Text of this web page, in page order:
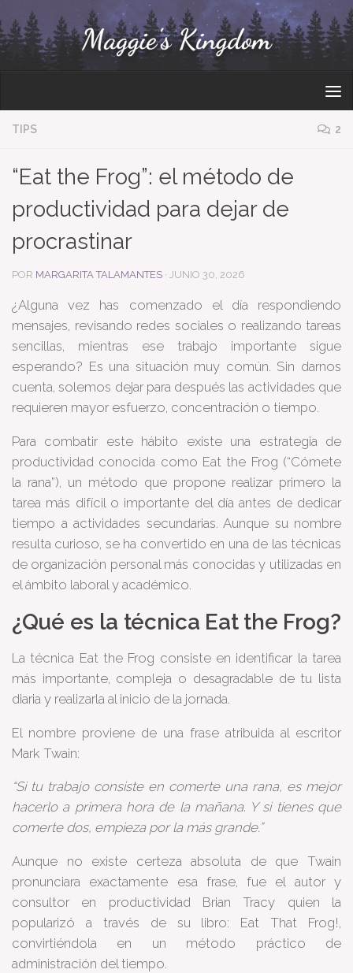
Bajo el contenido
TIPS 2
“Eat the Frog”: el método de
productividad para dejar de
procrastinar
POR MARGARITA TALAMANTES · JUNIO 30, 2026
¿Alguna vez has comenzado el día respondiendo
mensajes, revisando redes sociales o realizando tareas
sencillas, mientras ese trabajo importante sigue
esperando? Es una situación muy común. Sin darnos
cuenta, solemos dejar para después las actividades que
requieren mayor esfuerzo, concentración o tiempo.
Para combatir este hábito existe una estrategia de
productividad conocida como Eat the Frog (“Cómete
la rana”), un método que propone realizar primero la
tarea más difícil o importante del día antes de dedicar
tiempo a actividades secundarias. Aunque su nombre
resulta curioso, se ha convertido en una de las técnicas
de organización personal más conocidas y utilizadas en
el ámbito laboral y académico.
¿Qué es la técnica Eat the Frog?
La técnica Eat the Frog consiste en identificar la tarea
más importante, compleja o desagradable de tu lista
diaria y realizarla al inicio de la jornada.
El nombre proviene de una frase atribuida al escritor
Mark Twain:
“Si tu trabajo consiste en comerte una rana, es mejor
hacerlo a primera hora de la mañana. Y si tienes que
comerte dos, empieza por la más grande.”
Aunque no existe certeza absoluta de que Twain
pronunciara exactamente esa frase, fue el autor y
consultor en productividad Brian Tracy quien la
popularizó a través de su libro: Eat That Frog!,
convirtiéndola en un método práctico de
administración del tiempo.